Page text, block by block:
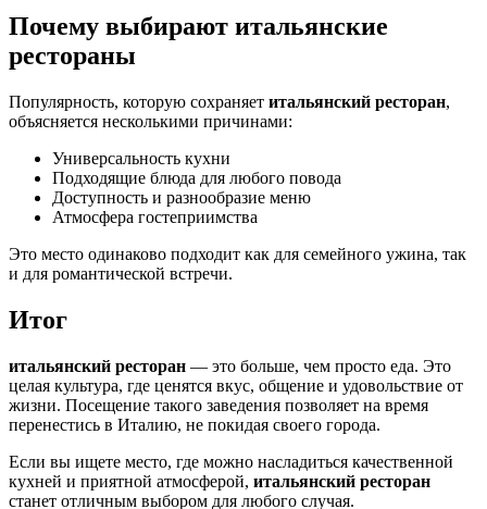
Почему выбирают итальянские
рестораны
Популярность, которую сохраняет итальянский ресторан,
объясняется несколькими причинами:
Универсальность кухни
Подходящие блюда для любого повода
Доступность и разнообразие меню
Атмосфера гостеприимства
Это место одинаково подходит как для семейного ужина, так
и для романтической встречи.
Итог
итальянский ресторан — это больше, чем просто еда. Это
целая культура, где ценятся вкус, общение и удовольствие от
жизни. Посещение такого заведения позволяет на время
перенестись в Италию, не покидая своего города.
Если вы ищете место, где можно насладиться качественной
кухней и приятной атмосферой, итальянский ресторан
станет отличным выбором для любого случая.